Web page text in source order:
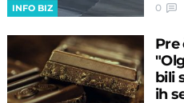
INFO BIZ 0
Pre
bili
ih